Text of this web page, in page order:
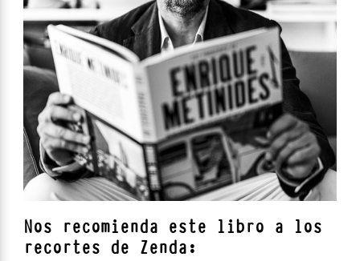
Nos recomienda este libro a los
recortes de Zenda: